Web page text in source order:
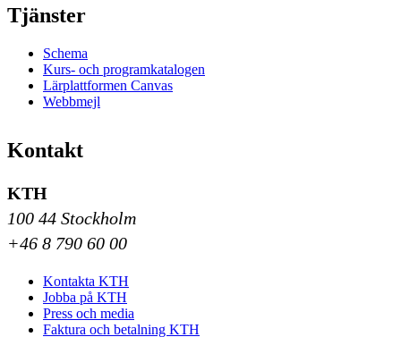
Tjänster
Schema
Kurs- och programkatalogen
Lärplattformen Canvas
Webbmejl
Kontakt
KTH
100 44 Stockholm
+46 8 790 60 00
Kontakta KTH
Jobba på KTH
Press och media
Faktura och betalning KTH